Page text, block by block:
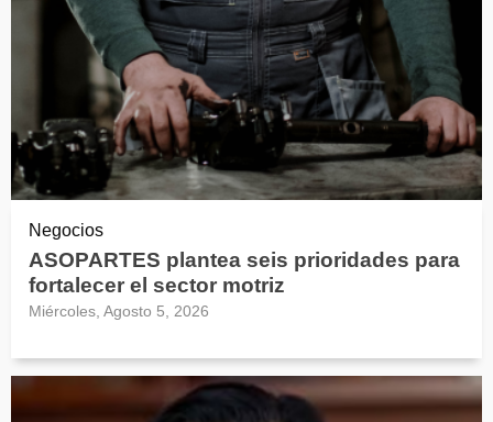
Negocios
ASOPARTES plantea seis prioridades para
fortalecer el sector motriz
Miércoles, Agosto 5, 2026